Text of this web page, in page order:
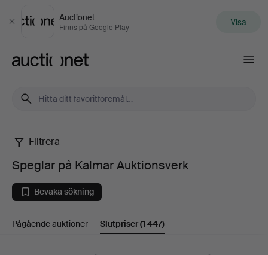
Stäng
Auctionet
Finns på Google Play Visa
Speglar
på
Kalmar
Auktionsverk
Filtrera
Speglar på Kalmar Auktionsverk
Bevaka sökning
Pågående auktioner Slutpriser(1 447)